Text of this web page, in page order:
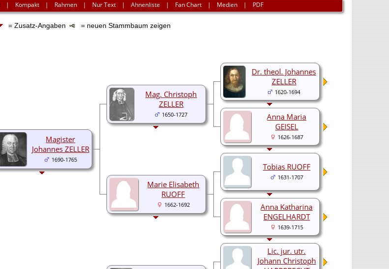
| Kompakt | Rahmen | Nur Text |Ahnenliste | Fan Chart | Medien | PDF
= Zusatz-Angaben = neuen Stammbaum zeigen
Magister
Johannes ZELLER
1690-1765
Mag. Christoph
ZELLER
1650-1727
Dr. theol. Johannes
ZELLER
1620-1694
Anna Maria
GEISEL
1626-1687
Marie Elisabeth
RUOFF
1662-1692
Tobias RUOFF
1631-1707
Anna Katharina
ENGELHARDT
1639-1715
Lic. jur. utr.
Johann Christoph